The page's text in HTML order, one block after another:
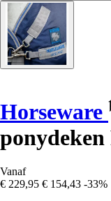
Horseware
ponydeken
Vanaf
€ 229,95 € 154,43 -33%